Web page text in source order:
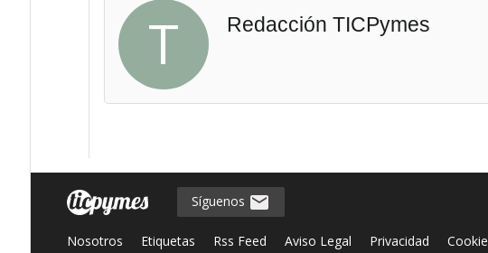
T Redacción TICPymes
Síguenos
Nosotros Etiquetas Rss Feed Aviso Legal Privacidad Cookie